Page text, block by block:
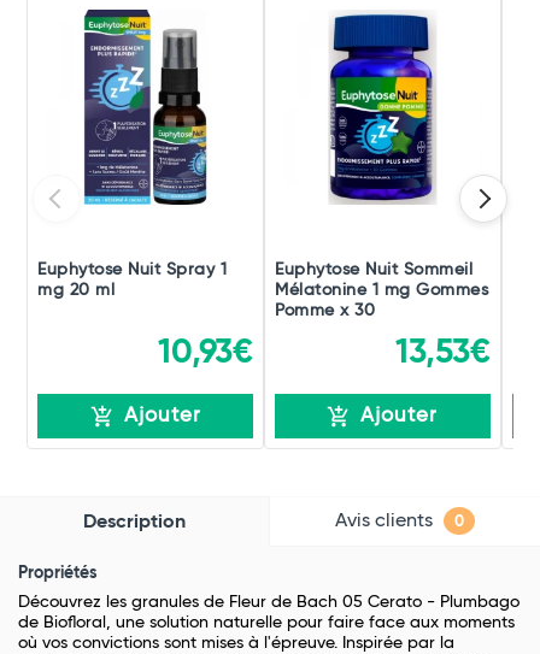
Euphytose Nuit Spray 1
mg 20 ml
10,93€
Ajouter
Euphytose Nuit Sommeil
Mélatonine 1 mg Gommes
Pomme x 30
13,53€
Ajouter
Description Avis clients 0
Propriétés
Découvrez les granules de Fleur de Bach 05 Cerato - Plumbago
de Biofloral, une solution naturelle pour faire face aux moments
où vos convictions sont mises à l'épreuve. Inspirée par la